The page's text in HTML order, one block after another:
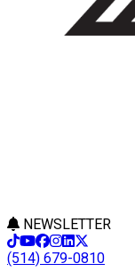
NEWSLETTER
(514) 679-0810